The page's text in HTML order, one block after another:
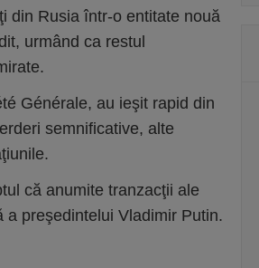
din Rusia într-o entitate nouă
urmând ca restul
Générale, au ieşit rapid din
semnificative, alte
că anumite tranzacţii ale
a preşedintelui Vladimir Putin.